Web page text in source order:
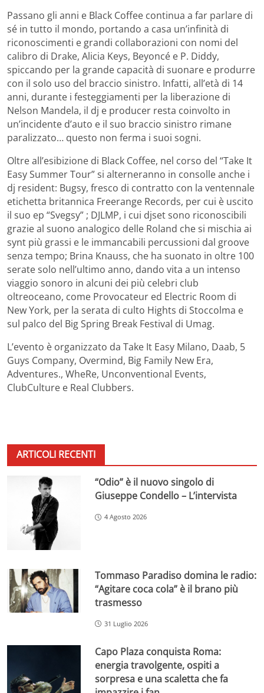
Passano gli anni e Black Coffee continua a far parlare di
sé in tutto il mondo, portando a casa un’infinità di
riconoscimenti e grandi collaborazioni con nomi del
calibro di Drake, Alicia Keys, Beyoncé e P. Diddy,
spiccando per la grande capacità di suonare e produrre
con il solo uso del braccio sinistro. Infatti, all’età di 14
anni, durante i festeggiamenti per la liberazione di
Nelson Mandela, il dj e producer resta coinvolto in
un’incidente d’auto e il suo braccio sinistro rimane
paralizzato… questo non ferma i suoi sogni.
Oltre all’esibizione di Black Coffee, nel corso del “Take It
Easy Summer Tour” si alterneranno in consolle anche i
dj resident: Bugsy, fresco di contratto con la ventennale
etichetta britannica Freerange Records, per cui è uscito
il suo ep “Svegsy” ; DJLMP, i cui djset sono riconoscibili
grazie al suono analogico delle Roland che si mischia ai
synt più grassi e le immancabili percussioni dal groove
senza tempo; Brina Knauss, che ha suonato in oltre 100
serate solo nell’ultimo anno, dando vita a un intenso
viaggio sonoro in alcuni dei più celebri club
oltreoceano, come Provocateur ed Electric Room di
New York, per la serata di culto Hights di Stoccolma e
sul palco del Big Spring Break Festival di Umag.
L’evento è organizzato da Take It Easy Milano, Daab, 5
Guys Company, Overmind, Big Family New Era,
Adventures., WheRe, Unconventional Events,
ClubCulture e Real Clubbers.
ARTICOLI RECENTI
“Odio” è il nuovo singolo di
Giuseppe Condello – L’intervista
4 Agosto 2026
Tommaso Paradiso domina le radio:
“Agitare coca cola” è il brano più
trasmesso
31 Luglio 2026
Capo Plaza conquista Roma:
energia travolgente, ospiti a
sorpresa e una scaletta che fa